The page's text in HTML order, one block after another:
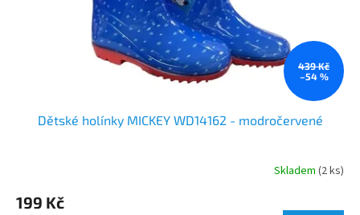
439 Kč
–54 %
Dětské holínky MICKEY WD14162 - modročervené
Skladem (2 ks)
199 Kč